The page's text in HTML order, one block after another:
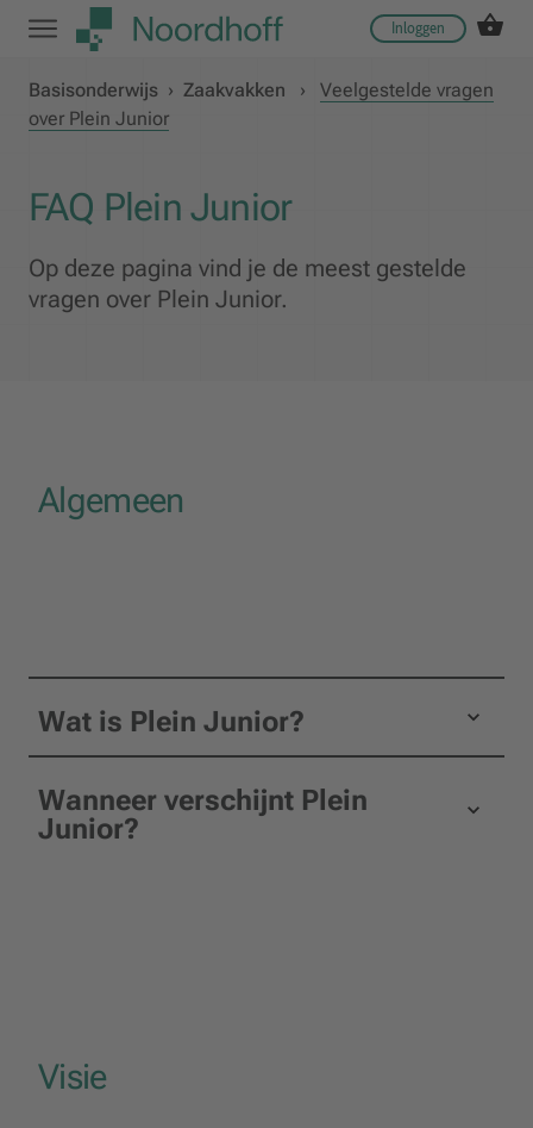
Inloggen
Basisonderwijs › Zaakvakken ›
Veelgestelde vragen
over Plein Junior
FAQ Plein Junior
Op deze pagina vind je de meest gestelde
vragen over Plein Junior.
Algemeen
Wat is Plein Junior?
Wanneer verschijnt Plein
Junior?
Visie